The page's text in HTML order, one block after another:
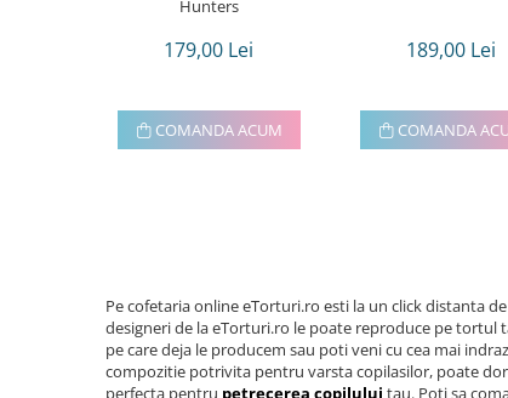
Hunters
179,00 Lei
COMANDA ACUM
189,00 Lei
COMANDA
Pe cofetaria online eTorturi.ro esti la un click distanta
designeri de la eTorturi.ro le poate reproduce pe tortul
pe care deja le producem sau poti veni cu cea mai
compozitie potrivita pentru varsta copilasilor, poate
perfecta pentru petrecerea copilului tau. Poti sa